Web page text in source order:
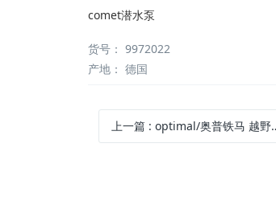
comet潜水泵
货号 ： 9972022
产地 ： 德国
上一篇 :optimal/奥普铁马 越野房车窗户-内侧安装